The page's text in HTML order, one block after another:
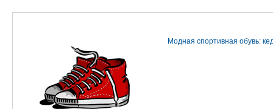
Модная спортивная обувь: